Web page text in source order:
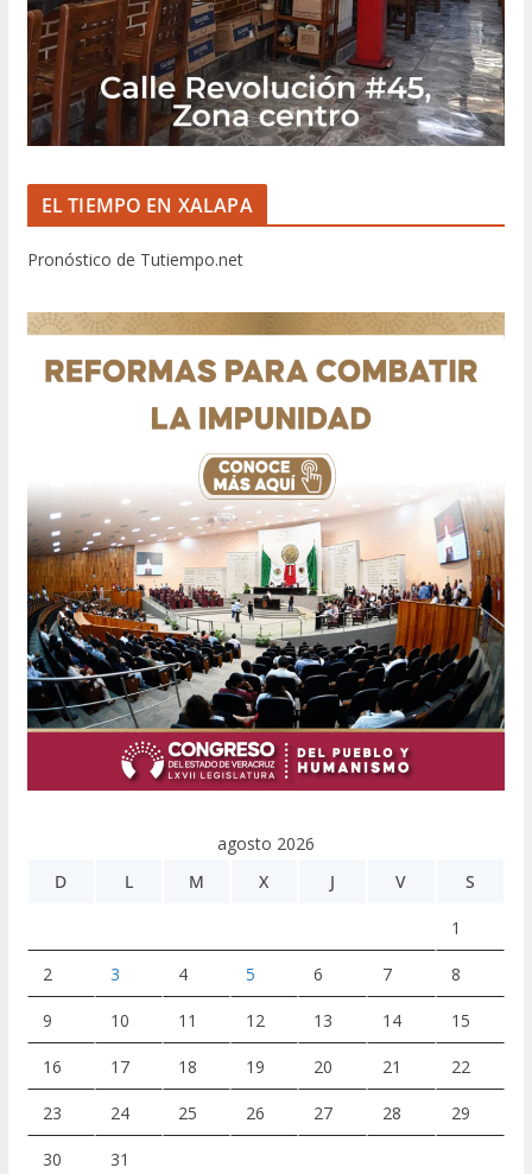
EL TIEMPO EN XALAPA
Pronóstico de Tutiempo.net
agosto 2026
D
L M X J V S
1
2 3 4 5 6 7 8
9 10 11 12 13 14 15
16 17 18 19 20 21 22
23 24 25 26 27 28 29
30 31